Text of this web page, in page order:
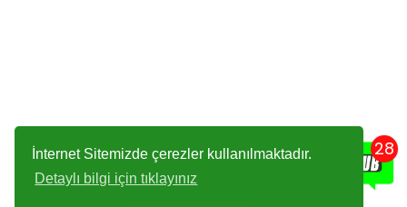
İnternet Sitemizde çerezler kullanılmaktadır.
Detaylı bilgi için tıklayınız
28